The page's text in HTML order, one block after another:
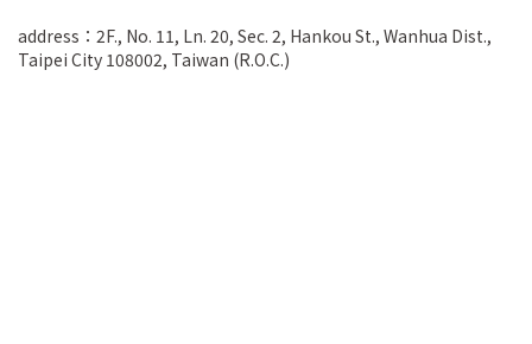
address：2F., No. 11, Ln. 20, Sec. 2, Hankou St., Wanhua Dist.,
Taipei City 108002, Taiwan (R.O.C.)